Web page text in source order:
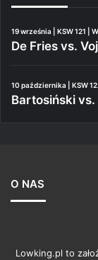
19 września | KSW 121 |
De Fries vs.
10 października | KSW
Bartosiński vs.
O NAS
Lowking.pl to